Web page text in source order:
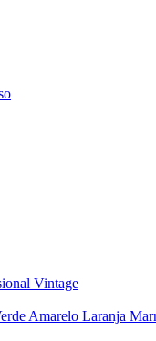
Vintage
Amarelo Laranja